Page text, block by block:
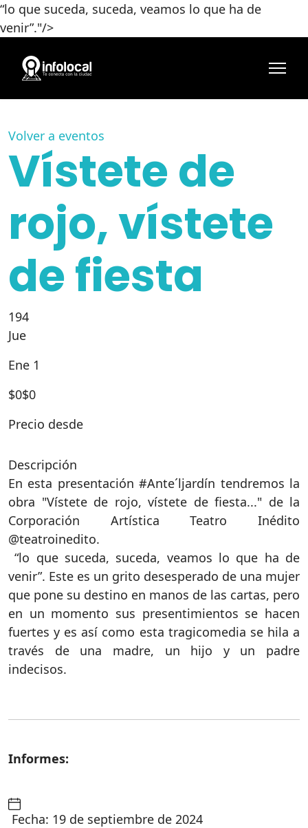
“lo que suceda, suceda, veamos lo que ha de
venir”."/>
Volver a eventos
Vístete de
rojo, vístete
de fiesta
194
Jue
Ene 1
$0$0
Precio desde
Descripción
En esta presentación #Ante´ljardín tendremos la
obra "Vístete de rojo, vístete de fiesta..." de la
Corporación Artística Teatro Inédito
@teatroinedito.
“lo que suceda, suceda, veamos lo que ha de
venir”. Este es un grito desesperado de una mujer
que pone su destino en manos de las cartas, pero
en un momento sus presentimientos se hacen
fuertes y es así como esta tragicomedia se hila a
través de una madre, un hijo y un padre
indecisos.
Informes:
Fecha: 19 de septiembre de 2024